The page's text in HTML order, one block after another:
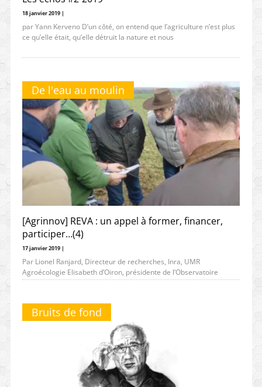
18 janvier 2019 |
par Yann Kerveno D’un côté, on entend que l’agriculture n’est plus
ce qu’elle était, qu’elle détruit la nature et nous
De l'eau au moulin
[Agrinnov] REVA : un appel à former, financer,
participer…(4)
17 janvier 2019 |
Par Lionel Ranjard, Directeur de recherches, Inra, UMR
Agroécologie Elisabeth d’Oiron, présidente de l’Observatoire
Français des Sols Vivants (OFSV) Christopher
Bruits de fond